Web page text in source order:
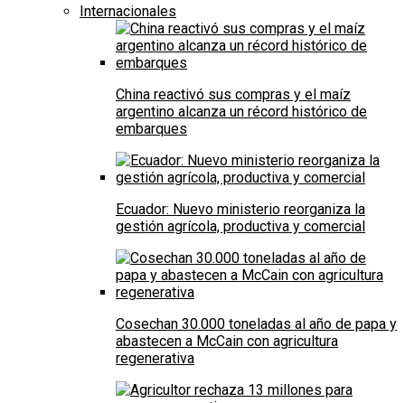
Internacionales
China reactivó sus compras y el maíz
argentino alcanza un récord histórico de
embarques
Ecuador: Nuevo ministerio reorganiza la
gestión agrícola, productiva y comercial
Cosechan 30.000 toneladas al año de papa y
abastecen a McCain con agricultura
regenerativa